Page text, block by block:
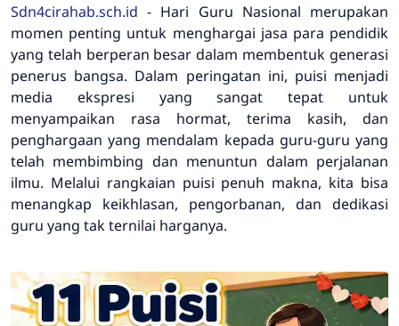
Sdn4cirahab.sch.id - Hari Guru Nasional merupakan
momen penting untuk menghargai jasa para pendidik
yang telah berperan besar dalam membentuk generasi
penerus bangsa. Dalam peringatan ini, puisi menjadi
media ekspresi yang sangat tepat untuk
menyampaikan rasa hormat, terima kasih, dan
penghargaan yang mendalam kepada guru-guru yang
telah membimbing dan menuntun dalam perjalanan
ilmu. Melalui rangkaian puisi penuh makna, kita bisa
menangkap keikhlasan, pengorbanan, dan dedikasi
guru yang tak ternilai harganya.